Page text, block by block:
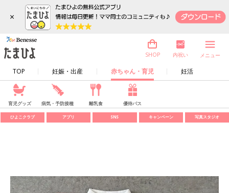
×
TOP 妊娠・出産 赤ちゃん・育児 妊活
SHOP 内祝い メニュー
育児グッズ 病気・予防接種 離乳食 優待パス
ひよこクラブ アプリ SNS キャンペーン 写真スタジオ